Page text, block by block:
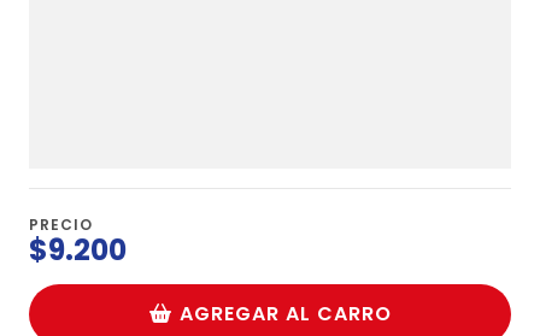
PRECIO
$9.200
AGREGAR AL CARRO